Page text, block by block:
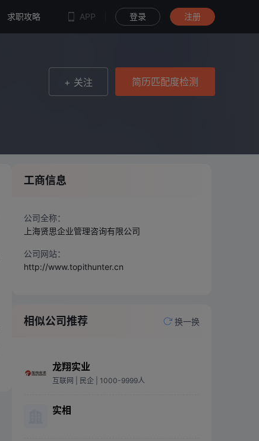
求职攻略 APP 登录 注册
+ 关注 简历匹配度检测
工商信息
公司全称：
上海贤思企业管理咨询有限公司
公司网站：
http://www.topithunter.cn
相似公司推荐 换一换
龙翔实业
互联网 | 民企 | 1000-9999人
实相